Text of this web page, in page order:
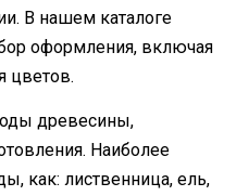
В нашем каталоге
оформления, включая
цветов.
древесины,
Наиболее
как: лиственница, ель,